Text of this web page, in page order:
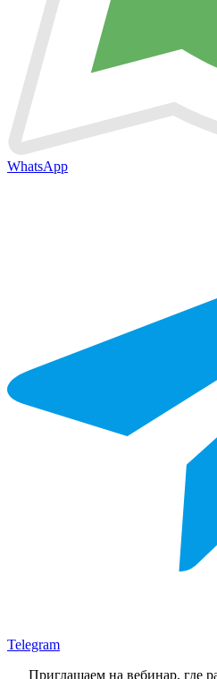
WhatsApp
Telegram
Приглашаем на вебинар, где